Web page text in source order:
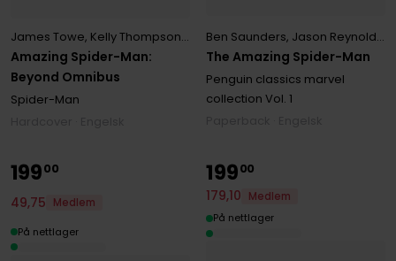
Amazing Spider-Man:
Beyond Omnibus
James Towe, Kelly Thompson,Zeb Wells
Spider-Man
The Amazing Spider-Man
Ben Saunders, Jason Reynolds ,
Penguin classics marvel
collection Vol. 1
19900
49,75 Medlem
På nettlager
19900
179,10
Medlem
På nettlager